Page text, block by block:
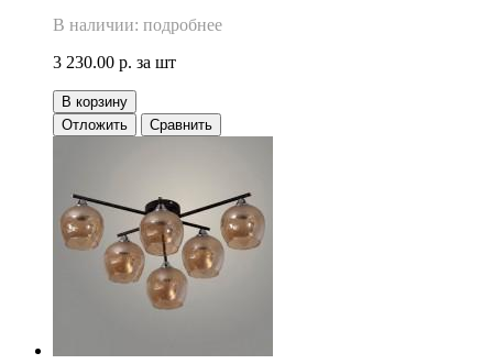
В наличии: подробнее
3 230.00 р. за шт
В корзину
Отложить
Сравнить